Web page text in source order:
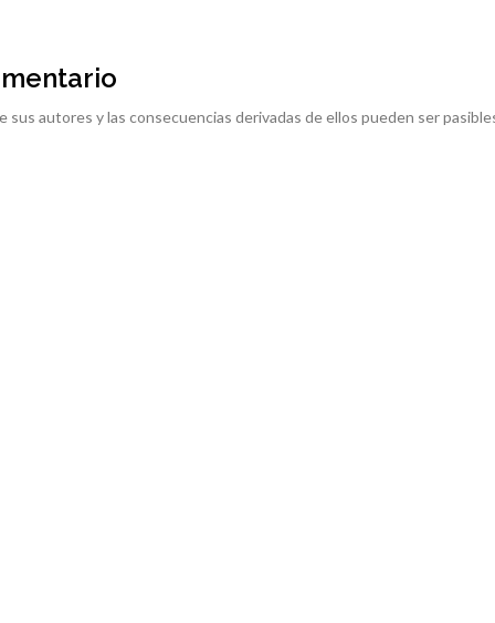
autores y las consecuencias derivadas de ellos pueden ser